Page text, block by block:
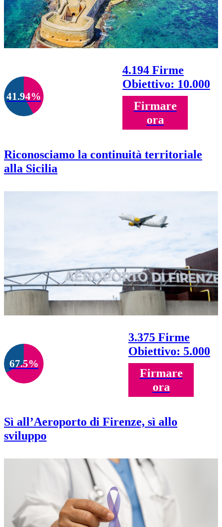
41.94%
4.194 Firme
Obiettivo: 10.000
Firmare
ora
Riconosciamo la continuità territoriale
alla Sicilia
67.5%
3.375 Firme
Obiettivo: 5.000
Firmare
ora
Sì all’Aeroporto di Firenze, sì allo
sviluppo